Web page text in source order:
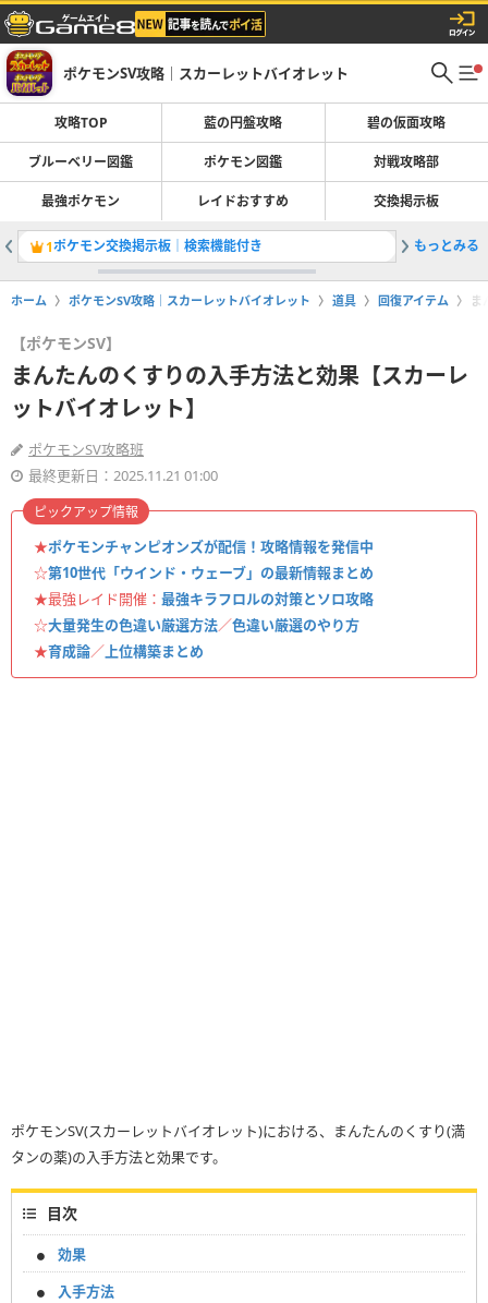
ポケモンSV攻略｜スカーレットバイオレット
攻略TOP 藍の円盤攻略 碧の仮面攻略
ブルーベリー図鑑 ポケモン図鑑 対戦攻略部
最強ポケモン レイドおすすめ 交換掲示板
1ポケモン交換掲示板｜検索機能付き 2最強キ
もっとみる
ホーム ポケモンSV攻略｜スカーレットバイオレット 道具 回復アイテム ま
【ポケモンSV】
まんたんのくすりの入手方法と効果【スカーレ
ットバイオレット】
ポケモンSV攻略班
最終更新日：2025.11.21 01:00
★ポケモンチャンピオンズが配信！攻略情報を発信中
☆第10世代「ウインド・ウェーブ」の最新情報まとめ
★最強レイド開催： 最強キラフロルの対策とソロ攻略
☆大量発生の色違い厳選方法／色違い厳選のやり方
★育成論／ 上位構築まとめ
ピックアップ情報
ポケモンSV(スカーレットバイオレット)における、まんたんのくすり(満
タンの薬)の入手方法と効果です。
目次
効果
入手方法